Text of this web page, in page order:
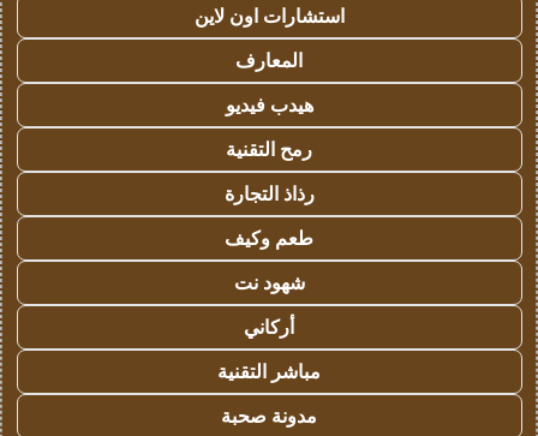
استشارات اون لاين
المعارف
هيدب فيديو
رمح التقنية
رذاذ التجارة
طعم وكيف
شهود نت
أركاني
مباشر التقنية
مدونة صحبة